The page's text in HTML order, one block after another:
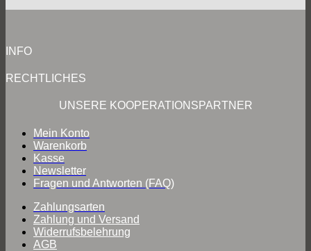
INFO
RECHTLICHES
UNSERE KOOPERATIONSPARTNER
Mein Konto
Warenkorb
Kasse
Newsletter
Fragen und Antworten (FAQ)
Zahlungsarten
Zahlung und Versand
Widerrufsbelehrung
AGB